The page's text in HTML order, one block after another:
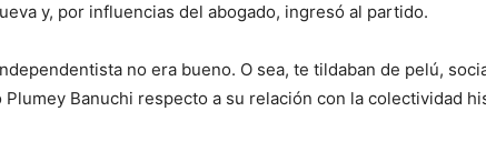
y, por influencias del abogado, ingresó al partido.
no era bueno. O sea, te tildaban de pelú,
Banuchi respecto a su relación con la colectividad